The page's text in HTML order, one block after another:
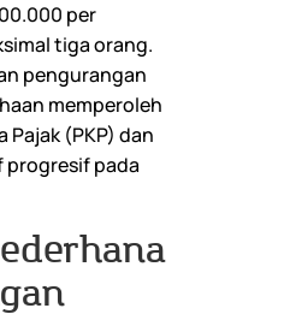
per
tiga orang.
pengurangan
memperoleh
Pajak (PKP) dan
progresif pada